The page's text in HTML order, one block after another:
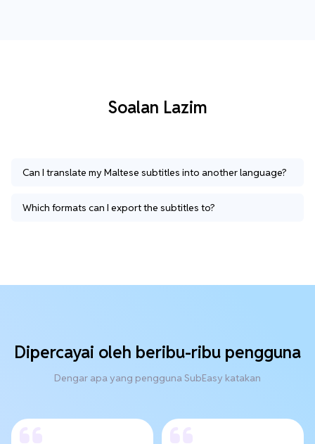
Soalan Lazim
Can I translate my Maltese subtitles into another language?
Which formats can I export the subtitles to?
Dipercayai oleh beribu-ribu pengguna
Dengar apa yang pengguna SubEasy katakan